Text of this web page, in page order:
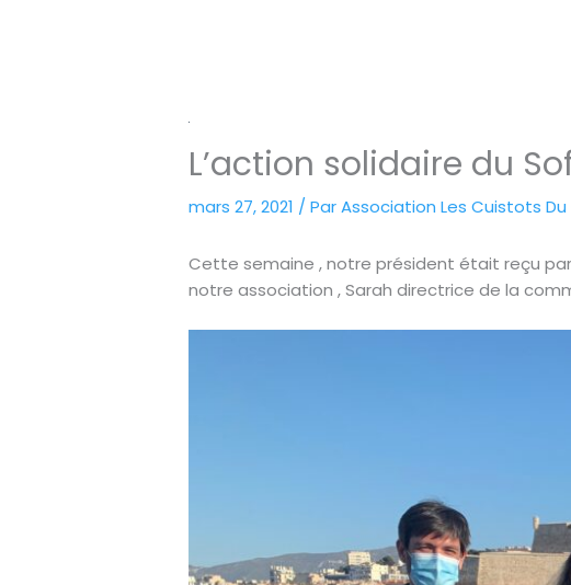
L’action solidaire du
mars 27, 2021 / ParAssociation Les Cuistots
Cette semaine , notre président était reçu par
notre association , Sarah directrice de la